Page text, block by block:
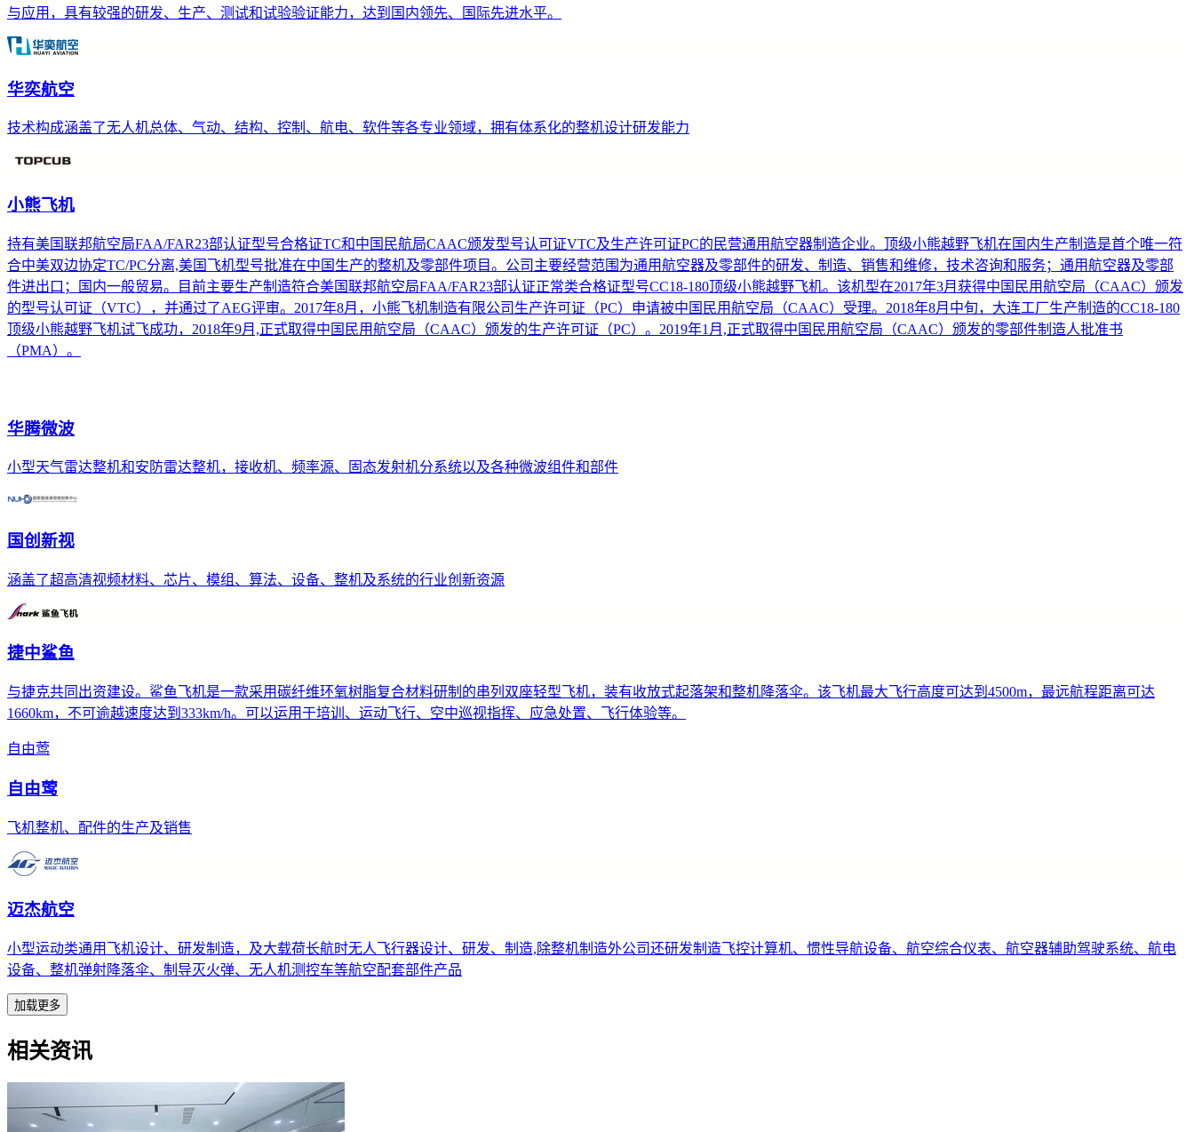
与应用，具有较强的研发、生产、测试和试验验证能力，达到国内领先、国际先进水平。
华奕航空
技术构成涵盖了无人机总体、气动、结构、控制、航电、软件等各专业领域，拥有体系化的整机设计研发能力
小熊飞机
持有美国联邦航空局FAA/FAR23部认证型号合格证TC和中国民航局CAAC颁发型号认可证VTC及生产许可证PC的民营通用航空器制造企业。顶级小熊越野飞机在国内生产制造是首个唯一符
合中美双边协定TC/PC分离,美国飞机型号批准在中国生产的整机及零部件项目。公司主要经营范围为通用航空器及零部件的研发、制造、销售和维修，技术咨询和服务；通用航空器及零部
件进出口；国内一般贸易。目前主要生产制造符合美国联邦航空局FAA/FAR23部认证正常类合格证型号CC18-180顶级小熊越野飞机。该机型在2017年3月获得中国民用航空局（CAAC）颁发
的型号认可证（VTC），并通过了AEG评审。2017年8月，小熊飞机制造有限公司生产许可证（PC）申请被中国民用航空局（CAAC）受理。2018年8月中旬，大连工厂生产制造的CC18-180
顶级小熊越野飞机试飞成功，2018年9月,正式取得中国民用航空局（CAAC）颁发的生产许可证（PC）。2019年1月,正式取得中国民用航空局（CAAC）颁发的零部件制造人批准书
（PMA）。
华腾微波
小型天气雷达整机和安防雷达整机，接收机、频率源、固态发射机分系统以及各种微波组件和部件
国创新视
涵盖了超高清视频材料、芯片、模组、算法、设备、整机及系统的行业创新资源
捷中鲨鱼
与捷克共同出资建设。鲨鱼飞机是一款采用碳纤维环氧树脂复合材料研制的串列双座轻型飞机，装有收放式起落架和整机降落伞。该飞机最大飞行高度可达到4500m，最远航程距离可达
1660km，不可逾越速度达到333km/h。可以运用于培训、运动飞行、空中巡视指挥、应急处置、飞行体验等。
自由莺
自由莺
飞机整机、配件的生产及销售
迈杰航空
小型运动类通用飞机设计、研发制造，及大载荷长航时无人飞行器设计、研发、制造,除整机制造外公司还研发制造飞控计算机、惯性导航设备、航空综合仪表、航空器辅助驾驶系统、航电
设备、整机弹射降落伞、制导灭火弹、无人机测控车等航空配套部件产品
加载更多
相关资讯